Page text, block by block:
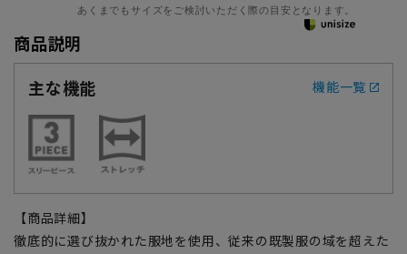
あくまでもサイズをご検討いただく際の目安となります。
商品説明
主な機能
機能一覧
【商品詳細】
徹底的に選び抜かれた服地を使用、従来の既製服の域を超えた